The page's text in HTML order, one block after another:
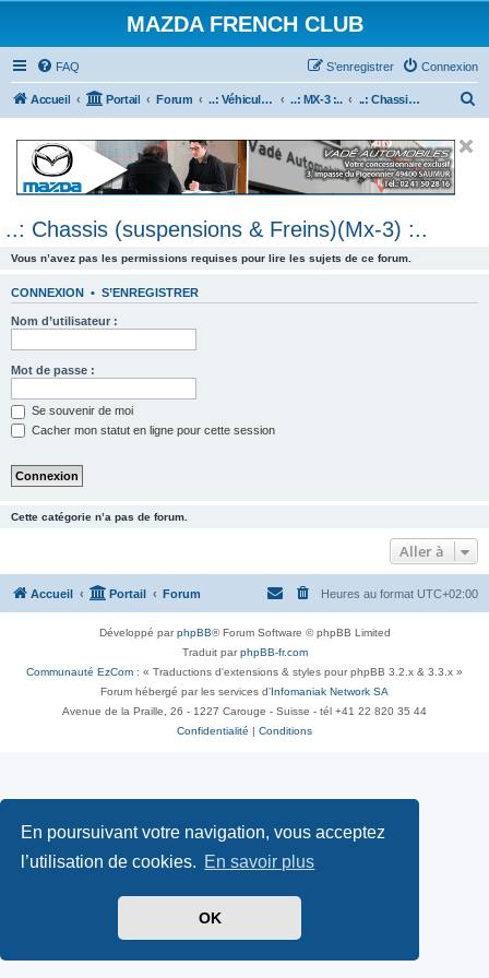
En poursuivant votre navigation, vous acceptez
l’utilisation de cookies. En savoir plus
OK
MAZDA FRENCH CLUB
FAQ Connexion
S’enregistrer
Accueil Portail Forum ..: Véhicules Mazda ancien (<2003) :.. ..: MX-3 :.. ..: Chassis (suspensions & Freins)(Mx-3) :..
e
..: Chassis (suspensions & Freins)(Mx-3) :..
Vous n’avez pas les permissions requises pour lire les sujets de ce forum.
CONNEXION • S’ENREGISTRER
Nom d’utilisateur :
Mot de passe :
Se souvenir de moi
Cacher mon statut en ligne pour cette session
Cette catégorie n’a pas de forum.
Aller à
Accueil Portail Forum Heures au format UTC+02:00
Développé parphpBB® Forum Software © phpBB Limited
Traduit parphpBB-fr.com
Communauté EzCom : « Traductions d'extensions & styles pour phpBB 3.2.x & 3.3.x »
Forum hébergé par les services d’ Infomaniak Network SA
Avenue de la Praille, 26 - 1227 Carouge - Suisse - tél +41 22 820 35 44
Confidentialité
Conditions